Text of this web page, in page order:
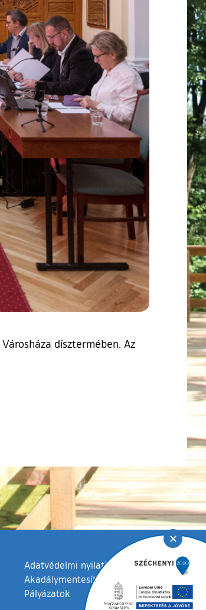
dísztermében. Az
Adatvédelmi nyilatkozat
Akadálymentesítési nyilatkozat
Pályázatok
✕